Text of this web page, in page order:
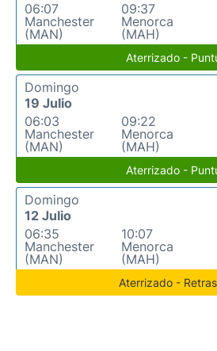
06:07
Manchester
(MAN)
09:37
Menorca
(MAH)
Aterrizado -
Domingo
19 Julio
06:03
Manchester
(MAN)
09:22
Menorca
(MAH)
Aterrizado -
Domingo
12 Julio
06:35
Manchester
(MAN)
10:07
Menorca
(MAH)
Aterrizado -